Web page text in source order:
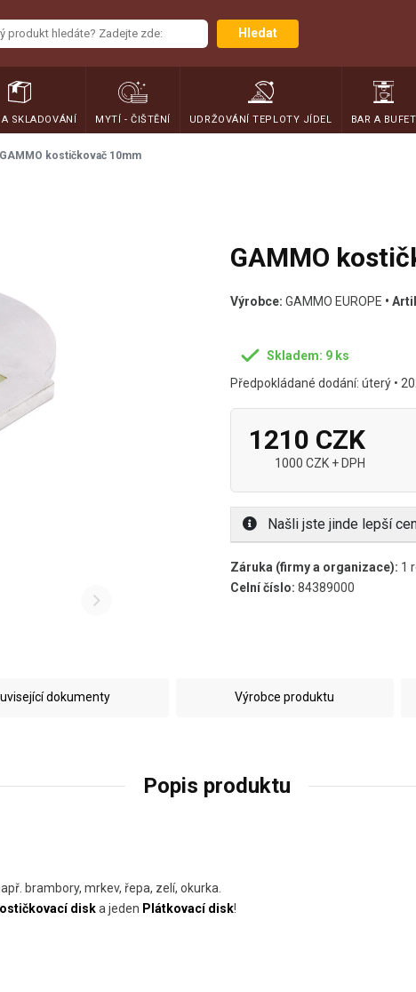
Hledat
SKLADOVÁNÍ MYTÍ - ČIŠTĚNÍ UDRŽOVÁNÍ TEPLOTY JÍDEL BAR A BUFET
GAMMO kostičkovač 10mm
GAMMO
Výrobce: GAMMO EUROPE •
Skladem: 9 ks
Předpokládané dodání: úterý •
1210 CZK
1000 CZK + DPH
Našli jste jinde lepší
Záruka (firmy a organizace): 1
Celní číslo: 84389000
dokumenty Výrobce produktu
Popis produktu
brambory, mrkev, řepa, zelí, okurka.
diska jeden Plátkovací disk!